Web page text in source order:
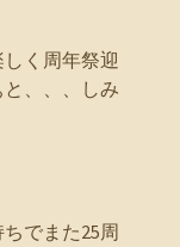
く周年祭迎
、、、しみ
でまた25周